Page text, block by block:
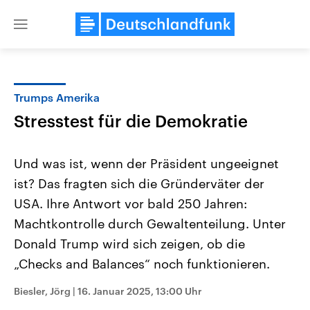
Close
Landtagswahl Sachsen-Anhalt
Alle Informationen
September 2026 einen neuen
Landtag. Seit 2021 wird das
USA
Aktuelle Beiträge,
Hintergründe
gehören die Vereinigten
den mächtigsten Ländern
Trumps Amerika
Stresstest für die Demokratie
Und was ist, wenn der Präsident ungeeignet
ist? Das fragten sich die Gründerväter der
USA. Ihre Antwort vor bald 250 Jahren:
Machtkontrolle durch Gewaltenteilung. Unter
Donald Trump wird sich zeigen, ob die
„Checks and Balances“ noch funktionieren.
Biesler, Jörg | 16. Januar 2025, 13:00 Uhr